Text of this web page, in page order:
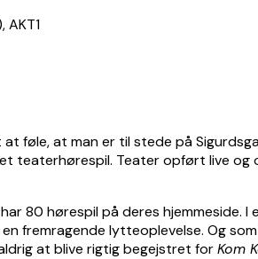
føle, at man er til stede på
teaterhørespil. Teater opført live
80 hørespil på deres
fremragende lytteoplevelse. Og
at blive rigtig begejstret forKom